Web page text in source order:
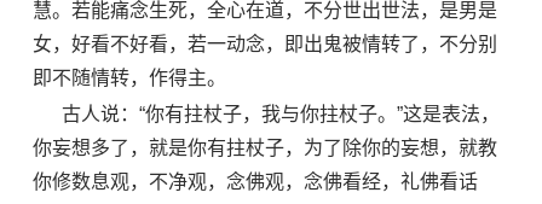
慧。若能痛念生死，全心在道，不分世出世法，是男是
女，好看不好看，若一动念，即出鬼被情转了，不分别
即不随情转，作得主。
古人说：“你有拄杖子，我与你拄杖子。”这是表法，
你妄想多了，就是你有拄杖子，为了除你的妄想，就教
你修数息观，不净观，念佛观，念佛看经，礼佛看话